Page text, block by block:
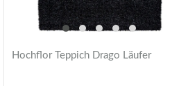
Hochflor Teppich Drago Läufer